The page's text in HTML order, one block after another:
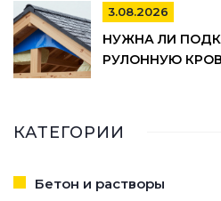
3.08.2026
НУЖНА ЛИ
РУЛОННУЮ
КАТЕГОРИИ
Бетон и растворы